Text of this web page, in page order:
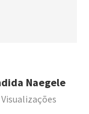
Naegele
Visualizações